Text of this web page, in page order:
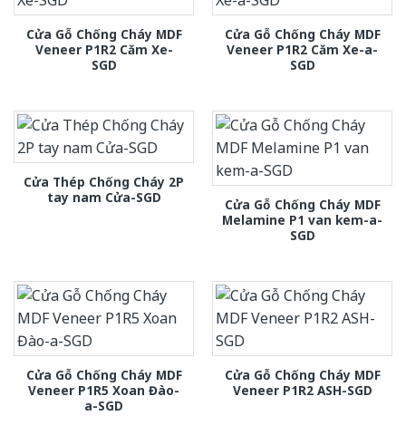
Cửa Gỗ Chống Cháy MDF
Veneer P1R2 Căm Xe-
SGD
Cửa Gỗ Chống Cháy MDF
Veneer P1R2 Căm Xe-a-
SGD
Cửa Thép Chống Cháy 2P
tay nam Cửa-SGD
Cửa Gỗ Chống Cháy MDF
Melamine P1 van kem-a-
SGD
Cửa Gỗ Chống Cháy MDF
Veneer P1R5 Xoan Đào-
a-SGD
Cửa Gỗ Chống Cháy MDF
Veneer P1R2 ASH-SGD